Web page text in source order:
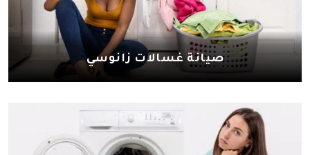
صيانة غسالات زانوسي